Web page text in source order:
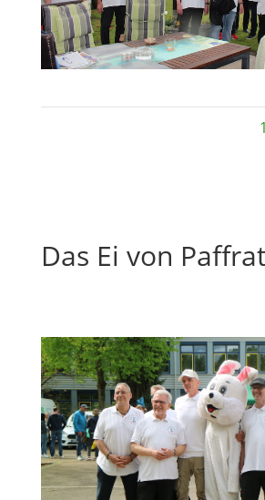
1
Das Ei von